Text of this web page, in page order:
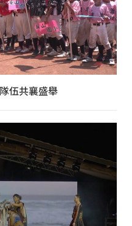
伍共襄盛舉